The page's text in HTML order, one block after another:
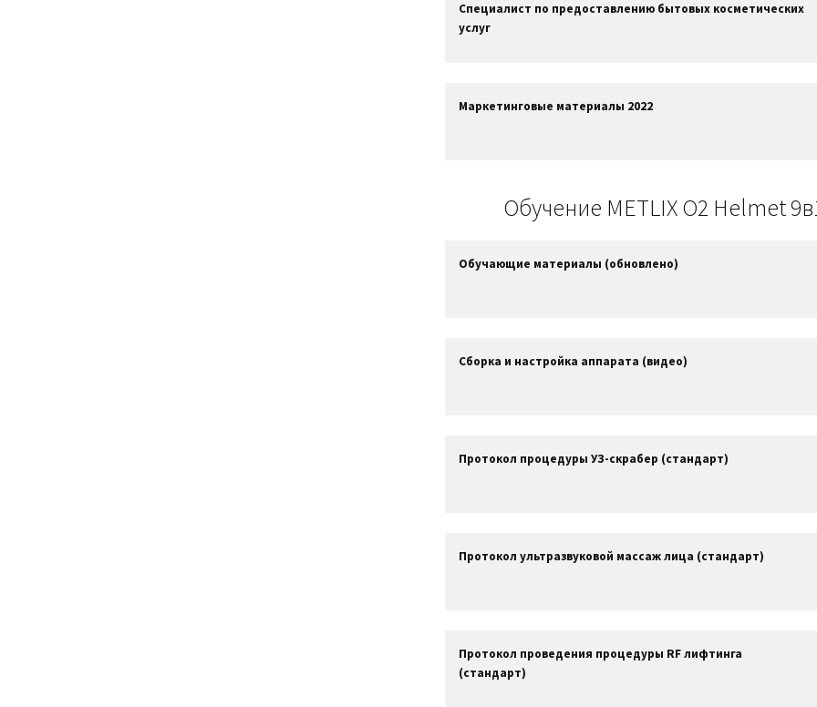
Специалист по предоставлению бытовых косметических
услуг
Маркетинговые материалы 2022
Обучение METLIX O2 Helmet
Обучающие материалы (обновлено)
Сборка и настройка аппарата (видео)
Протокол процедуры УЗ-скрабер (стандарт)
Протокол ультразвуковой массаж лица (стандарт)
Протокол проведения процедуры RF лифтинга
(стандарт)